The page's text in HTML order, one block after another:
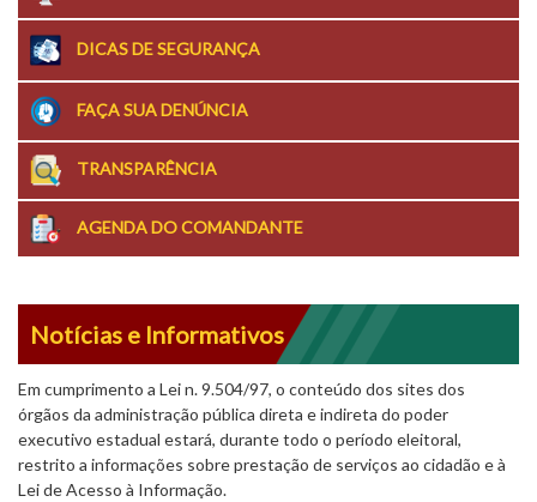
DICAS DE SEGURANÇA
FAÇA SUA DENÚNCIA
TRANSPARÊNCIA
AGENDA DO COMANDANTE
Notícias e Informativos
Em cumprimento a Lei n. 9.504/97, o conteúdo dos sites dos
órgãos da administração pública direta e indireta do poder
executivo estadual estará, durante todo o período eleitoral,
restrito a informações sobre prestação de serviços ao cidadão e à
Lei de Acesso à Informação.